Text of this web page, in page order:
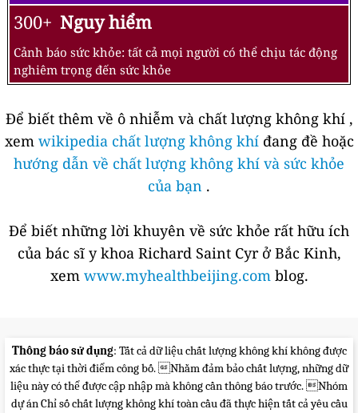
300+ Nguy hiểm
Cảnh báo sức khỏe: tất cả mọi người có thể chịu tác động
nghiêm trọng đến sức khỏe
Để biết thêm về ô nhiễm và chất lượng không khí ,
xem wikipedia chất lượng không khíđang đề hoặc
hướng dẫn về chất lượng không khí và sức khỏe
của bạn .
Để biết những lời khuyên về sức khỏe rất hữu ích
của bác sĩ y khoa Richard Saint Cyr ở Bắc Kinh,
xem www.myhealthbeijing.com blog.
Thông báo sử dụng: Tất cả dữ liệu chất lượng không khí không được
xác thực tại thời điểm công bố. Nhằm đảm bảo chất lượng, những dữ
liệu này có thể được cập nhập mà không cần thông báo trước. Nhóm
dự án Chỉ số chất lượng không khí toàn cầu đã thực hiện tất cả yêu cầu